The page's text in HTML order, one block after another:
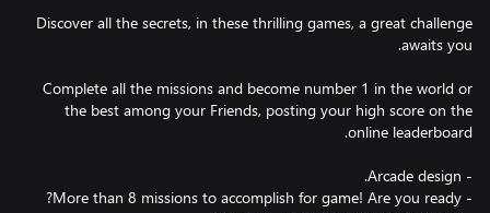
Discover all the secrets, in these thrilling games, a great challenge
Complete all the missions and become number 1 in the world or
the best among your Friends, posting your high score on the